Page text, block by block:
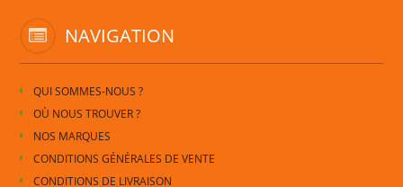
NAVIGATION
QUI SOMMES-NOUS ?
OÙ NOUS TROUVER ?
NOS MARQUES
CONDITIONS GÉNÉRALES DE VENTE
CONDITIONS DE LIVRAISON